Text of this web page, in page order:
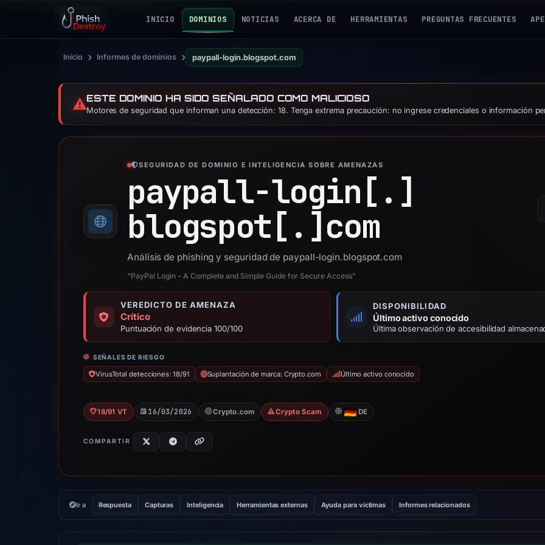
INICIO DOMINIOS NOTICIAS ACERCA DE HERRAMIENTAS PREGUNTAS FRECUENTES
Inicio › Informes de dominios › paypall-login.blogspot.com
⚠️ESTE DOMINIO HA SIDO SEÑALADO COMO MALICIOSO
Motores de seguridad que informan una detección: 18. Tenga extrema precaución: no ingrese credenciales o información
SEGURIDAD DE DOMINIO E INTELIGENCIA SOBRE AMENAZAS
paypall-login[.]
blogspot[.]com
Análisis de phishing y seguridad de paypall-login.blogspot.com
“PayPal Login – A Complete and Simple Guide for Secure Access”
VEREDICTO DE AMENAZA
Crítico
Puntuación de evidencia 100/100
DISPONIBILIDAD
Último activo conocido
Última observación de accesibilidad
SEÑALES DE RIESGO
VirusTotal detecciones: 18/91 Suplantación de marca: Crypto.com Último activo conocido
18/91 VT 16/03/2026 Crypto.com Crypto Scam DE
COMPARTIR
Ir a Respuesta Capturas Inteligencia Herramientas externas Ayuda para víctimas Informes relacionados